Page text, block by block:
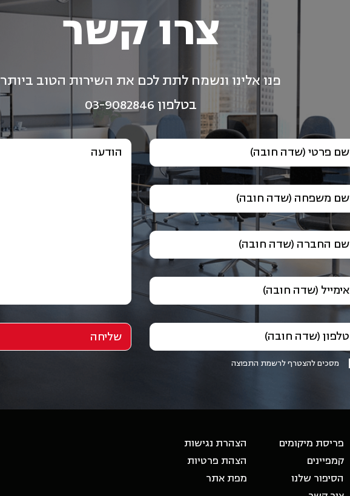
צרו קשר
פנו אלינו ונשמח לתת לכם את השירות הטוב ביותר
בטלפון 03-9082846
שם פרטי (שדה חובה)
שם משפחה (שדה חובה)
שם החברה (שדה חובה)
אימייל (שדה חובה)
טלפון (שדה חובה)
הודעה
מסכים להצטרף לרשמת התפוצה
פריסת מיקומים
קמפיינים
הסיפור שלנו
הצהרת נגישות
הצהת פרטיות
מפת אתר